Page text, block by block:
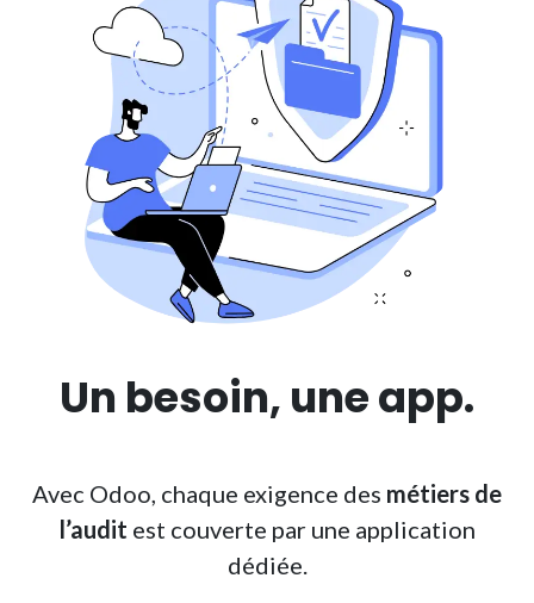
Un besoin, uneapp.
Avec Odoo, chaque exigence des métiers de
l’audit est couverte par une application
dédiée.